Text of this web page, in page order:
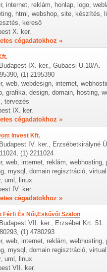
internet, reklám, honlap, logo,
html, webshop, site, készítés,
kereső
X. ker.
cégadatokhoz »
IX. ker., Gubacsi U.10/A.
(1) 2195390
web, webdesign, internet,
grafika, design, domain, hosting,
tervezés
IX. ker.
cégadatokhoz »
Invest Kft.
IV. ker., Erzsébetkirályné
(1) 2211024
web, internet, reklám, webhosting,
mysql, domain regisztráció,
uml, linux
IV. ker.
cégadatokhoz »
Férfi És Női,Eskűvői Szalon
VII. ker., Erzsébet Krt. 51.
(1) 4780293
web, internet, reklám, webhosting,
mysql, domain regisztráció,
uml, linux
VII. ker.